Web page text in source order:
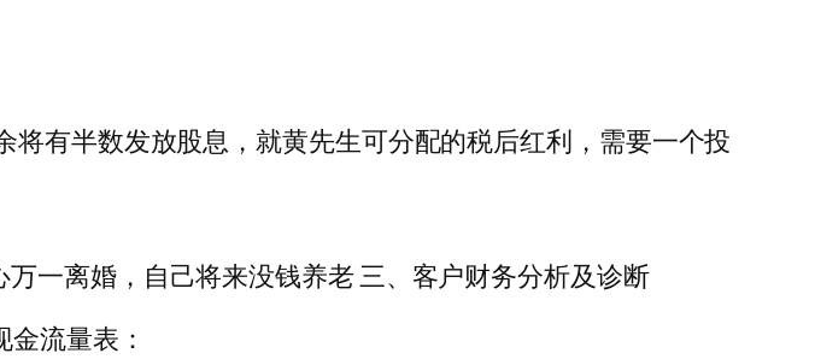
将有半数发放股息，就黄先生可分配的税后红利，需要一个投
一离婚，自己将来没钱养老 三、客户财务分析及诊断
流量表：